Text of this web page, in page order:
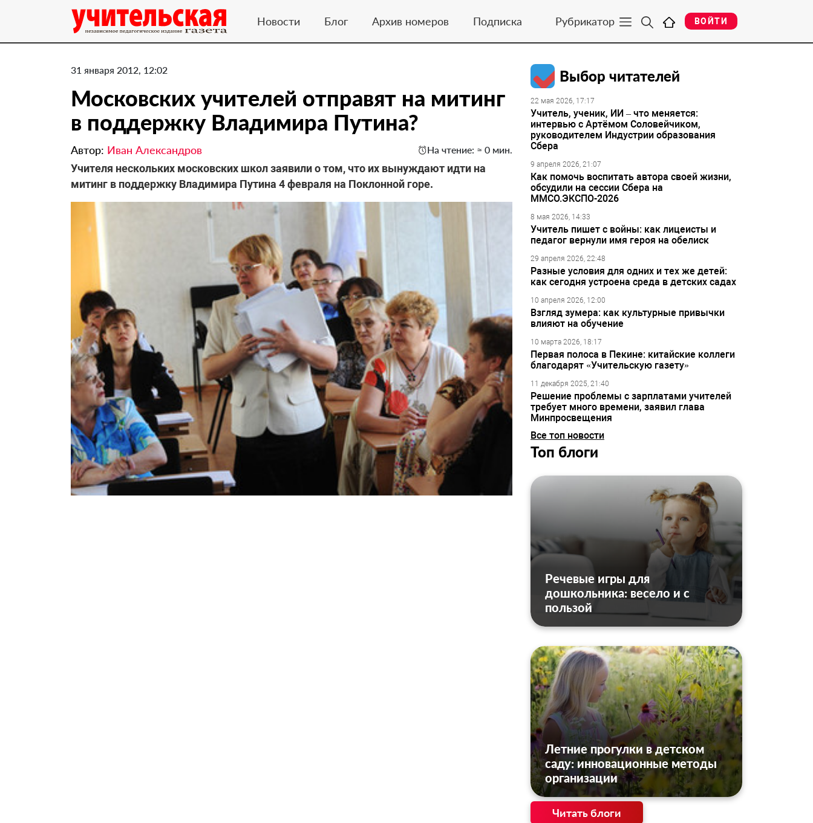
Новости Блог Архив номеров Подписка Рубрикатор ВОЙТИ
31 января 2012, 12:02
Московских учителей отправят на митинг
в поддержку Владимира Путина?
Автор: Иван Александров На чтение: ≈ 0 мин.
Учителя нескольких московских школ заявили о том, что их вынуждают идти на
митинг в поддержку Владимира Путина 4 февраля на Поклонной горе.
Выбор читателей
22 мая 2026, 17:17
Учитель, ученик, ИИ – что меняется:
интервью с Артёмом Соловейчиком,
руководителем Индустрии образования
Сбера
9 апреля 2026, 21:07
Как помочь воспитать автора своей жизни,
обсудили на сессии Сбера на
ММСО.ЭКСПО-2026
8 мая 2026, 14:33
Учитель пишет с войны: как лицеисты и
педагог вернули имя героя на обелиск
29 апреля 2026, 22:48
Разные условия для одних и тех же детей:
как сегодня устроена среда в детских садах
10 апреля 2026, 12:00
Взгляд зумера: как культурные привычки
влияют на обучение
10 марта 2026, 18:17
Первая полоса в Пекине: китайские коллеги
благодарят «Учительскую газету»
11 декабря 2025, 21:40
Решение проблемы с зарплатами учителей
требует много времени, заявил глава
Минпросвещения
Все топ новости
Топ блоги
Речевые игры для
дошкольника: весело и с
пользой
Летние прогулки в детском
саду: инновационные методы
организации
Читать блоги